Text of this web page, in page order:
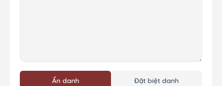
Ẩn danh Đặt biệt danh